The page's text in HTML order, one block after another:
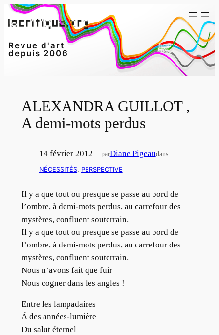
Aller
au
Revue d'art
depuis 2006
ALEXANDRA GUILLOT ,
A demi-mots perdus
14 février 2012—parDiane Pigeaudans
NÉCESSITÉS, PERSPECTIVE
Il y a que tout ou presque se passe au bord de
l’ombre, à demi-mots perdus, au carrefour des
mystères, confluent souterrain.
Il y a que tout ou presque se passe au bord de
l’ombre, à demi-mots perdus, au carrefour des
mystères, confluent souterrain.
Nous n’avons fait que fuir
Nous cogner dans les angles !
Entre les lampadaires
Á des années-lumière
Du salut éternel